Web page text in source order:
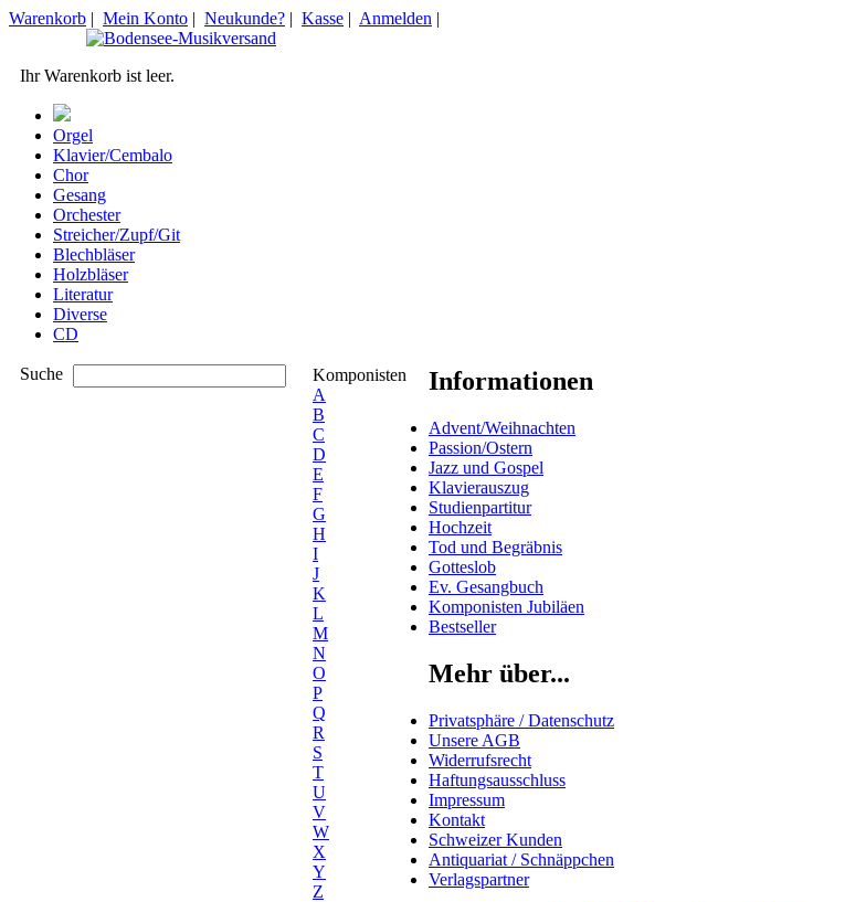
Warenkorb | Mein Konto | Neukunde? | Kasse | Anmelden |
Ihr Warenkorb ist leer.
Orgel
Klavier/Cembalo
Chor
Gesang
Orchester
Streicher/Zupf/Git
Blechbläser
Holzbläser
Literatur
Diverse
CD
Suche
Komponisten
A
B
C
D
E
F
G
H
I
J
K
L
M
N
O
P
Q
R
S
T
U
V
W
X
Y
Z
Informationen
Advent/Weihnachten
Passion/Ostern
Jazz und Gospel
Klavierauszug
Studienpartitur
Hochzeit
Tod und Begräbnis
Gotteslob
Ev. Gesangbuch
Komponisten Jubiläen
Bestseller
Mehr über...
Privatsphäre / Datenschutz
Unsere AGB
Widerrufsrecht
Haftungsausschluss
Impressum
Kontakt
Schweizer Kunden
Antiquariat / Schnäppchen
Verlagspartner